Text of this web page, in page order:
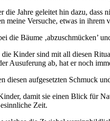
die Jahre geleitet hin dazu, dass
meine Versuche, etwas in
die Bäume ‚abzuschmücken’
Kinder sind mit all diesen
Ausuferung ab, hat er noch
diesen aufgesetzten Schmuck
damit sie einen Blick für
Zeit.